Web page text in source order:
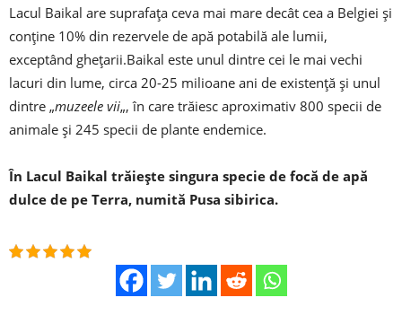
Lacul Baikal are suprafața ceva mai mare decât cea a Belgiei și
conține 10% din rezervele de apă potabilă ale lumii,
exceptând ghețarii.Baikal este unul dintre cei le mai vechi
lacuri din lume, circa 20-25 milioane ani de existență și unul
dintre „muzeele vii„, în care trăiesc aproximativ 800 specii de
animale și 245 specii de plante endemice.
În Lacul Baikal trăiește singura specie de focă de apă
dulce de pe Terra, numită Pusa sibirica.